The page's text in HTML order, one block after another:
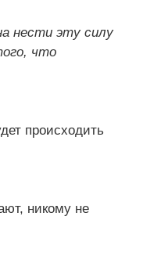
нести эту силу
что
происходить
никому не